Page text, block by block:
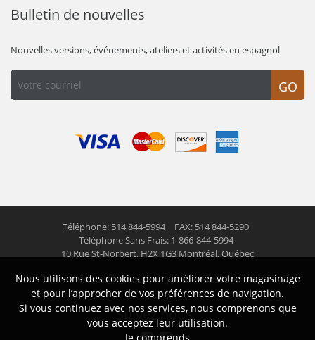
Bulletin de nouvelles
Nouvelles versions, événements, ateliers et activités en espagnol
GO
Téléphone: 514 844-5994
FAX: 514 844-5290
Téléphone Sans Frais: 1-866-844-5994
10 Rue St-Norbert, H2X 1G3 Montréal, Québec
© 2026 Las Americas inc. Tous droits réservés
Suivez nous
Nous utilisons des cookies pour améliorer votre magasinage
et pour l’approcher de vos préférences de navigation.
Si vous continuez avec nos services, nous comprenons que
vous acceptez leur utilisation.